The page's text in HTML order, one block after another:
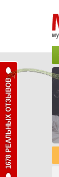
1678 РЕАЛЬНЫХ ОТЗЫВОВ